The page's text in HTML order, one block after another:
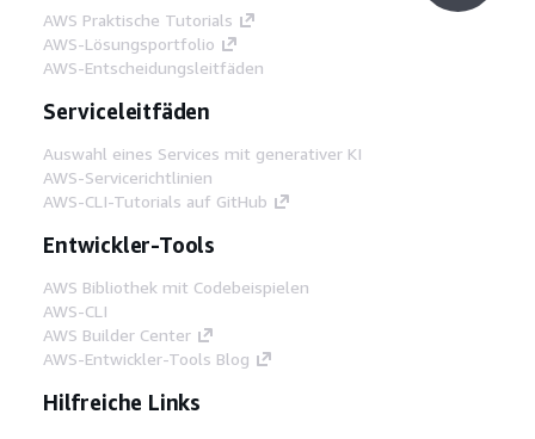
AWS Praktische Tutorials
AWS-Lösungsportfolio
AWS-Entscheidungsleitfäden
Serviceleitfäden
Auswahl eines Services mit generativer KI
AWS-Servicerichtlinien
AWS-CLI-Tutorials auf GitHub
Entwickler-Tools
AWS Bibliothek mit Codebeispielen
AWS-CLI
AWS Builder Center
AWS-Entwickler-Tools Blog
Hilfreiche Links